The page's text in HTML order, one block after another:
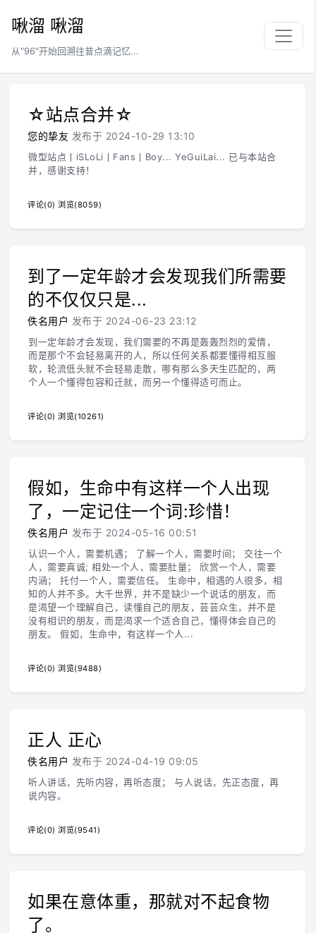
啾溜 啾溜
从"96"开始回溯往昔点滴记忆...
☆站点合并☆
您的挚友 发布于 2024-10-29 13:10
微型站点丨iSLoLi丨Fans丨Boy... YeGuiLai... 已与本站合
并，感谢支持！
评论(0) 浏览(8059)
到了一定年龄才会发现我们所需要
的不仅仅只是...
佚名用户 发布于 2024-06-23 23:12
到一定年龄才会发现，我们需要的不再是轰轰烈烈的爱情，
而是那个不会轻易离开的人，所以任何关系都要懂得相互服
软，轮流低头就不会轻易走散，哪有那么多天生匹配的，两
个人一个懂得包容和迁就，而另一个懂得适可而止。
评论(0) 浏览(10261)
假如，生命中有这样一个人出现
了，一定记住一个词:珍惜！
佚名用户 发布于 2024-05-16 00:51
认识一个人，需要机遇； 了解一个人，需要时间； 交往一个
人，需要真诚; 相处一个人，需要肚量； 欣赏一个人，需要
内涵； 托付一个人，需要信任。 生命中，相遇的人很多，相
知的人并不多。大千世界，并不是缺少一个说话的朋友，而
是渴望一个理解自己，读懂自己的朋友，芸芸众生，并不是
没有相识的朋友，而是渴求一个适合自己，懂得体会自己的
朋友。 假如，生命中，有这样一个人...
评论(0) 浏览(9488)
正人 正心
佚名用户 发布于 2024-04-19 09:05
听人讲话，先听内容，再听态度； 与人说话，先正态度，再
说内容。
评论(0) 浏览(9541)
如果在意体重，那就对不起食物
了。